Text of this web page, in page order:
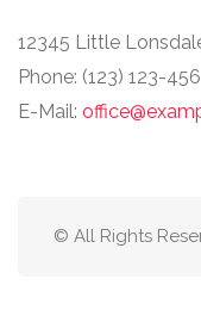
12345 Little
Phone: (123) 123-456
E-Mail:
© All Rights